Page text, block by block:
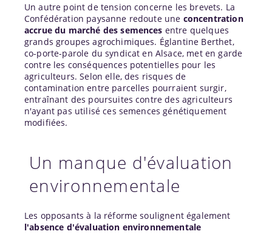
Un autre point de tension concerne les brevets. La
Confédération paysanne redoute une concentration
accrue du marché des semences entre quelques
grands groupes agrochimiques. Églantine Berthet,
co-porte-parole du syndicat en Alsace, met en garde
contre les conséquences potentielles pour les
agriculteurs. Selon elle, des risques de
contamination entre parcelles pourraient surgir,
entraînant des poursuites contre des agriculteurs
n'ayant pas utilisé ces semences génétiquement
modifiées.
Un manque d'évaluation
environnementale
Les opposants à la réforme soulignent également
l'absence d'évaluation environnementale